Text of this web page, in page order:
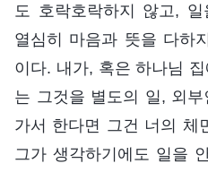
도 호락호락하지 않고,
열심히 마음과 뜻을 다하
이다. 내가, 혹은 하나님
는 그것을 별도의 일, 외
가서 한다면 그건 너의 체
그가 생각하기에도 일을